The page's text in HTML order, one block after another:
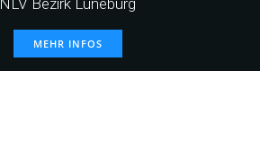
NLV Bezirk Lüneburg
MEHR INFOS